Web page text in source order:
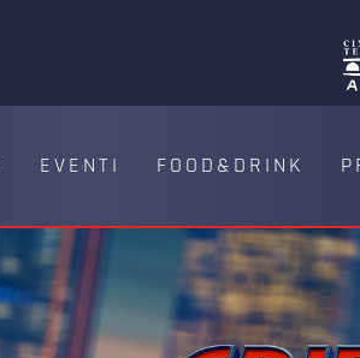
EVENTI FOOD&DRINK